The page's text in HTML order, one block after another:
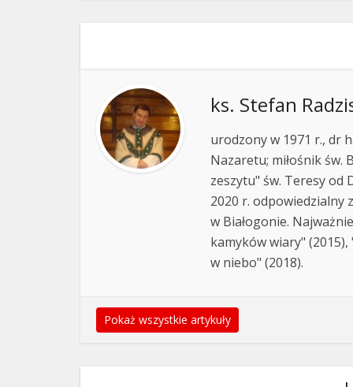
ks. Stefan
urodzony w 1971 r., dr
Nazaretu; miłośnik św.
zeszytu" św. Teresy od
2020 r. odpowiedzialny
w Białogonie.
kamyków wiary"
w niebo" (2018).
Pokaż wszystkie artykuły